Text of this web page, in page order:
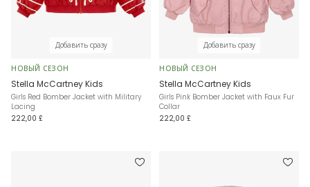
Добавить сразу
НОВЫЙ СЕЗОН
Stella McCartney Kids
Girls Red Bomber Jacket with Military
Lacing
222,00 £
Добавить сразу
НОВЫЙ СЕЗОН
Stella McCartney Kids
Girls Pink Bomber Jacket with Faux Fur
Collar
222,00 £